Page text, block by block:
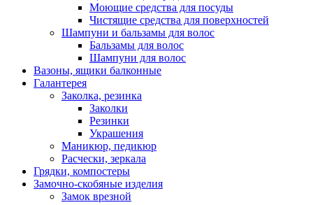
Моющие средства для посуды
Чистящие средства для поверхностей
Шампуни и бальзамы для волос
Бальзамы для волос
Шампуни для волос
Вазоны, ящики балконные
Галантерея
Заколка, резинка
Заколки
Резинки
Украшения
Маникюр, педикюр
Расчески, зеркала
Грядки, компостеры
Замочно-скобяные изделия
Замок врезной